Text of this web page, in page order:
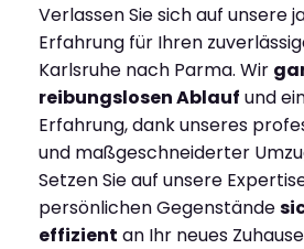
Verlassen Sie sich auf unsere
Erfahrung für Ihren
Karlsruhe nach Parma. Wir
reibungslosen Ablauf und
Erfahrung, dank unseres
und maßgeschneiderter
Setzen Sie auf unsere
persönlichen Gegenstände
effizient an Ihr neues